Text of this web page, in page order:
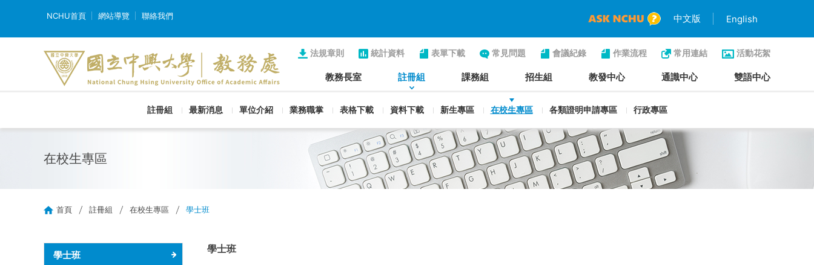
NCHU首頁 網站導覽 聯絡我們 中文版 English
法規章則 統計資料 表單下載 常見問題 會議紀錄 作業流程 常用連結 活動花絮
教務長室 註冊組
註冊組 最新消息 單位介紹 業務職掌 表格下載 資料下載 新生專區 在校生專區 各類證明申請專區 行政專區
課務組 招生組 教發中心 通識中心 雙語中心
在校生專區
首頁 註冊組 在校生專區 學士班
學士班
學士班